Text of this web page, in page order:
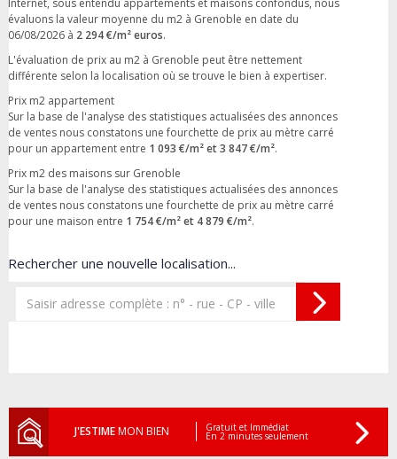
évaluons la valeur moyenne du m2 à Grenoble en date du
06/08/2026 à 2 294 €/m² euros.
L'évaluation de prix au m2 à Grenoble peut être nettement
différente selon la localisation où se trouve le bien à expertiser.
Prix m2 appartement
Sur la base de l'analyse des statistiques actualisées des annonces
de ventes nous constatons une fourchette de prix au mètre carré
pour un appartement entre 1 093 €/m² et 3 847 €/m².
Prix m2 des maisons sur Grenoble
Sur la base de l'analyse des statistiques actualisées des annonces
de ventes nous constatons une fourchette de prix au mètre carré
pour une maison entre 1 754 €/m² et 4 879 €/m².
Rechercher une nouvelle localisation...
J'ESTIMEMON BIEN Gratuit et Immédiat
En 2 minutes seulement